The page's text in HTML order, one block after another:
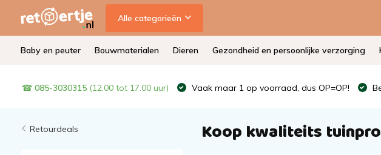
Alle categorieën
Baby en peuter Bouwmaterialen Dieren Gezondheid en persoonlijke verzorging
☎ 085-3030315 (12.00 tot 17.00 uur) Vaak maar 1 op voorraad, dus OP=OP!
Retourdeals Koop kwaliteits